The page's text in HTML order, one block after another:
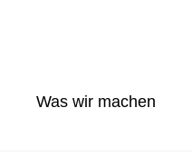
Was wir machen